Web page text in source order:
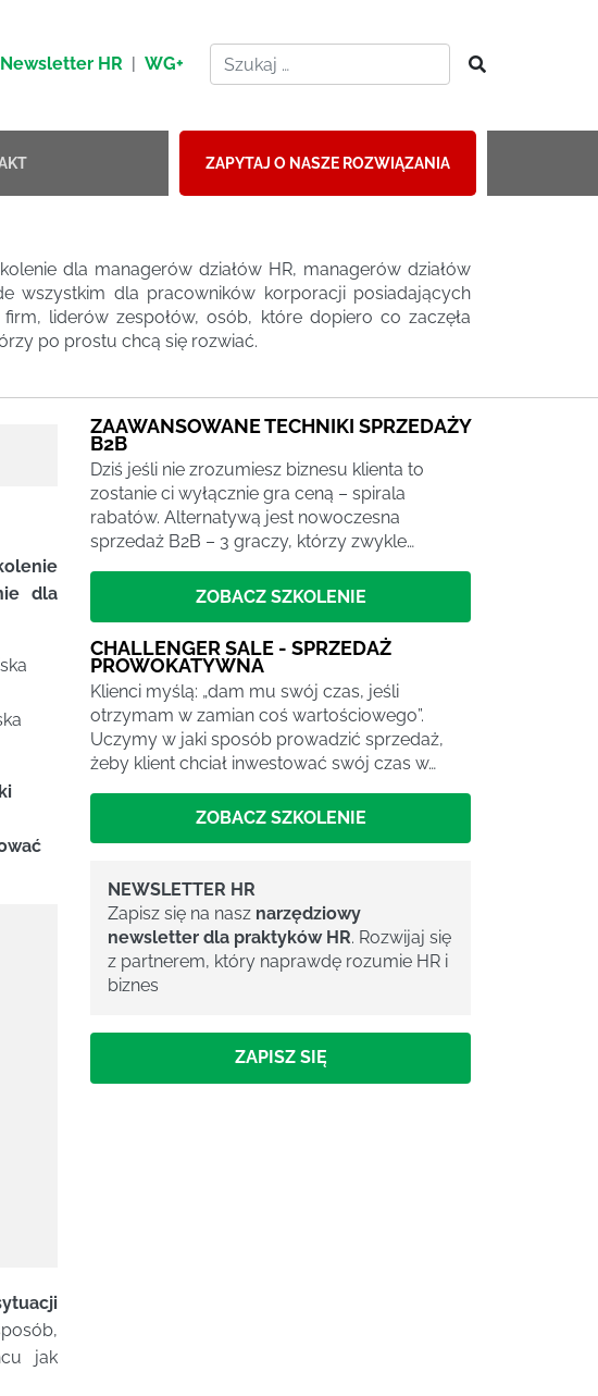
Newsletter HR | WG+
ZAPYTAJ O NASZE ROZWIĄZANIA
dla managerów działów HR, managerów działów
wszystkim dla pracowników korporacji posiadających
liderów zespołów, osób, które dopiero co zaczęła
po prostu chcą się rozwiać.
dla
jak
ZAAWANSOWANE TECHNIKI SPRZEDAŻY
B2B
Dziś jeśli nie zrozumiesz biznesu klienta to
zostanie ci wyłącznie gra ceną – spirala
rabatów. Alternatywą jest nowoczesna
sprzedaż B2B – 3 graczy, którzy zwykle…
ZOBACZ SZKOLENIE
CHALLENGER SALE - SPRZEDAŻ
PROWOKATYWNA
Klienci myślą: „dam mu swój czas, jeśli
otrzymam w zamian coś wartościowego”.
Uczymy w jaki sposób prowadzić sprzedaż,
żeby klient chciał inwestować swój czas w…
ZOBACZ SZKOLENIE
NEWSLETTER HR
Zapisz się na nasz narzędziowy
newsletter dla praktyków HR. Rozwijaj się
z partnerem, który naprawdę rozumie HR i
biznes
ZAPISZ SIĘ